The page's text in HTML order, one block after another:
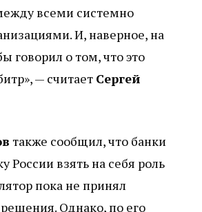
всеми системно
И, наверное, на
говорил о том, что это
— считает Сергей
также сообщил, что банки
России взять на себя роль
пока не принял
Однако, по его